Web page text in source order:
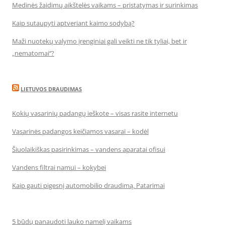
Medinės žaidimų aikštelės vaikams – pristatymas ir surinkimas
Kaip sutaupyti aptveriant kaimo sodybą?
Maži nuotekų valymo įrenginiai gali veikti ne tik tyliai, bet ir
„nematomai‘‘?
LIETUVOS DRAUDIMAS
Kokių vasarinių padangų ieškote – visas rasite internetu
Vasarinės padangos keičiamos vasarai – kodėl
Šiuolaikiškas pasirinkimas – vandens aparatai ofisui
Vandens filtrai namui – kokybei
Kaip gauti pigesnį automobilio draudimą. Patarimai
5 būdų panaudoti lauko namelį vaikams